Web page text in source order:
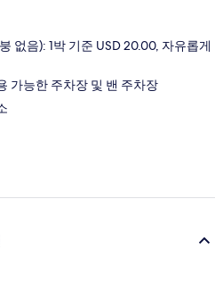
없음): 1박 기준 USD 20.00, 자유롭게
가능한 주차장 및 밴 주차장